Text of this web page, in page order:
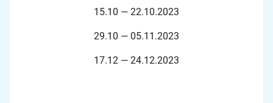
15.10 — 22.10.2023
29.10 — 05.11.2023
17.12 — 24.12.2023